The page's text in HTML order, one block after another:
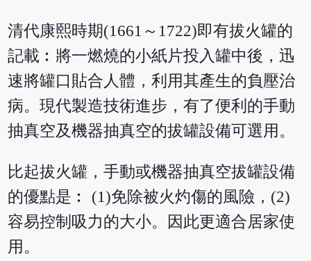
清代康熙時期(1661～1722)即有拔火罐的
記載︰將一燃燒的小紙片投入罐中後，迅
速將罐口貼合人體，利用其產生的負壓治
病。現代製造技術進步，有了便利的手動
抽真空及機器抽真空的拔罐設備可選用。
比起拔火罐，手動或機器抽真空拔罐設備
的優點是︰ (1)免除被火灼傷的風險，(2)
容易控制吸力的大小。因此更適合居家使
用。